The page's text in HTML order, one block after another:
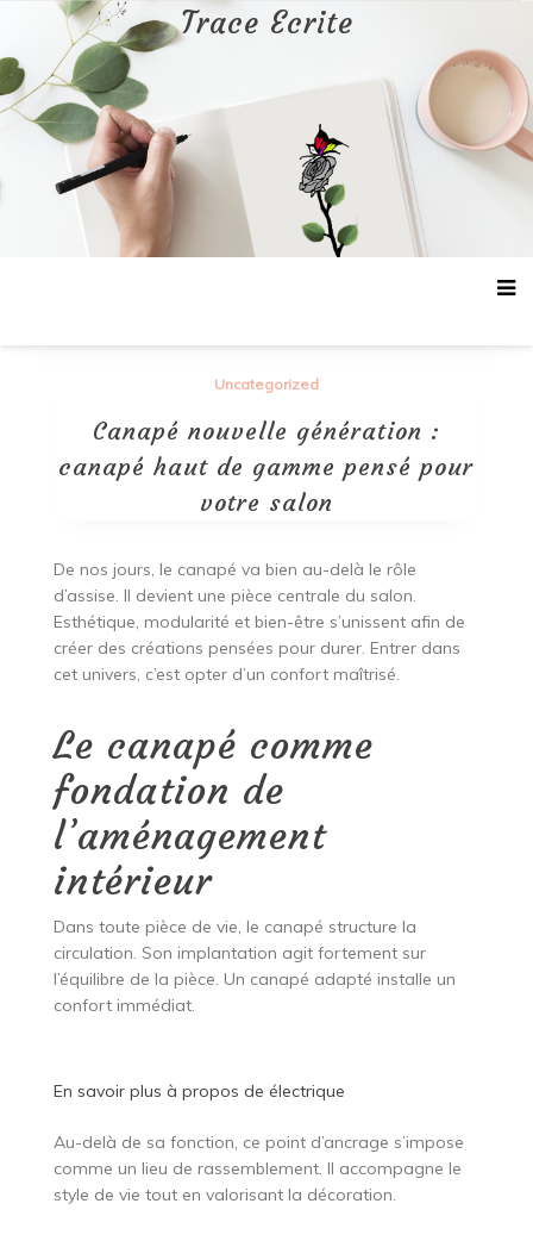
contenu
Trace Ecrite
Uncategorized
Canapé nouvelle génération :
canapé haut de gamme pensé pour
votre salon
De nos jours, le canapé va bien au-delà le rôle
d’assise. Il devient une pièce centrale du salon.
Esthétique, modularité et bien-être s’unissent afin de
créer des créations pensées pour durer. Entrer dans
cet univers, c’est opter d’un confort maîtrisé.
Le canapé comme
fondation de
l’aménagement
intérieur
Dans toute pièce de vie, le canapé structure la
circulation. Son implantation agit fortement sur
l’équilibre de la pièce. Un canapé adapté installe un
confort immédiat.
En savoir plus à propos de électrique
Au-delà de sa fonction, ce point d’ancrage s’impose
comme un lieu de rassemblement. Il accompagne le
style de vie tout en valorisant la décoration.